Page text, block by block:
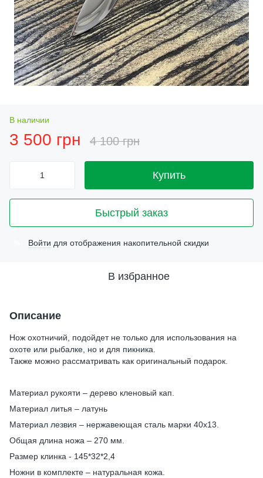
В наличии
3 500 грн 4 100 грн
Купить
Быстрый заказ
Войти для отображения накопительной скидки
В избранное
Описание
Нож охотничий, подойдет не только для использования на
охоте или рыбалке, но и для пикника.
Также можно рассматривать как оригинальный подарок.
Материал рукояти – дерево кленовый кап.
Материал литья – латунь
Материал лезвия – нержавеющая сталь марки 40х13.
Общая длина ножа – 270 мм.
Размер клинка - 145*32*2,4
Ножни в комплекте – натуральная кожа.